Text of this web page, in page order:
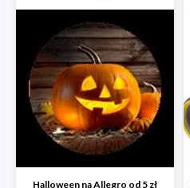
Halloween na Allegro od 5 zł